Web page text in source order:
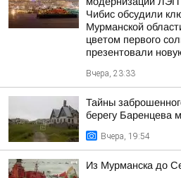
Чибис обсудили
Мурманской
цветом первого
презентовали
Вчера, 23:33
Тайны
берегу Баренцева
Вчера, 19:54
Из Мурманска до